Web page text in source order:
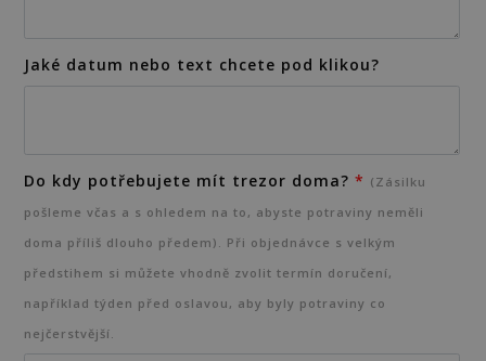
Jaké datum nebo text chcete pod klikou?
Do kdy potřebujete mít trezor doma? * (Zásilku
pošleme včas a s ohledem na to, abyste potraviny neměli
doma příliš dlouho předem). Při objednávce s velkým
předstihem si můžete vhodně zvolit termín doručení,
například týden před oslavou, aby byly potraviny co
nejčerstvější.